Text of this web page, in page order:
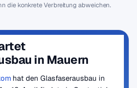
die konkrete Verbreitung abweichen.
in Mauern
hat den Glasfaserausbau in